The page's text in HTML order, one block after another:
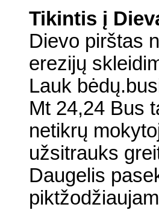
Tikintis į
Dievo pirštas
erezijų
Lauk
Mt 24,24 Bus
netikrų
užsitrauks
Daugelis